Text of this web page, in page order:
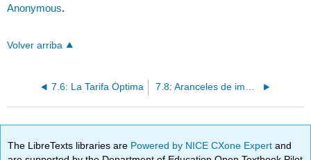
Anonymous.
Volver arriba
7.6: La Tarifa Óptima 7.8: Aranceles de importación - Efectos de bienestar de los pequeños países
The LibreTexts libraries are Powered by NICE CXone Expertand